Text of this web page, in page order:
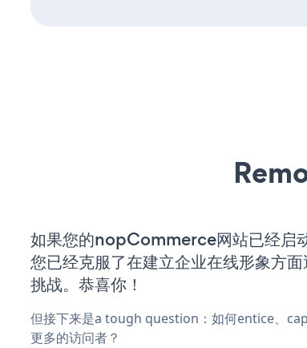
如果您的nopCommerce网站已经启
您已经克服了在建立企业在线形象方
挑战。恭喜你！
但接下来是a tough question：如何entice、
更多的访问者？